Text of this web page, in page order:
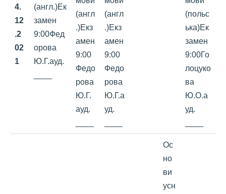
4.
12
.2
02
1
(англ.)Ек
замен
9:00Фед
орова
Ю.Г.ауд.
(англ
.)Екз
амен
9:00
Федо
рова
Ю.Г.
ауд.
(англ
.)Екз
амен
9:00
Федо
рова
Ю.Г.а
уд.
(польс
ька)Ек
замен
9:00Го
лоцуко
ва
Ю.О.а
уд.
Ос
но
ви
усн